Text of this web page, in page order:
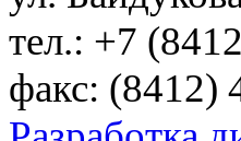
тел.: +7
факс: (8412)